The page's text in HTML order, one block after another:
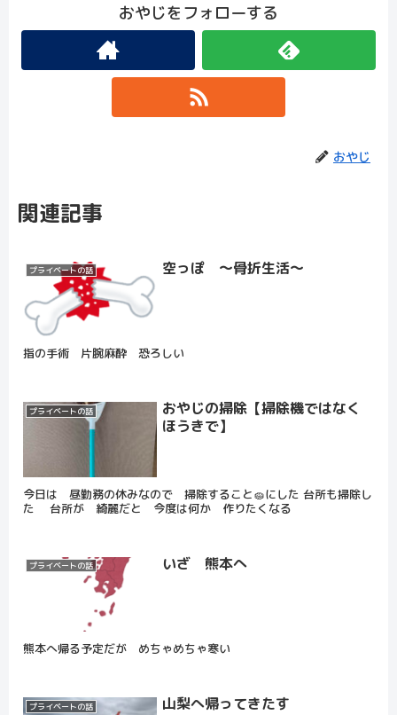
おやじをフォローする
おやじ
関連記事
プライベートの話 空っぽ ～骨折生活～
指の手術 片腕麻酔 恐ろしい
プライベートの話
おやじの掃除【掃除機ではなく
ほうきで】
今日は 昼勤務の休みなので 掃除すること🧽にした 台所も掃除し
た 台所が 綺麗だと 今度は何か 作りたくなる
プライベートの話 いざ 熊本へ
熊本へ帰る予定だが めちゃめちゃ寒い
プライベートの話 山梨へ帰ってきたす